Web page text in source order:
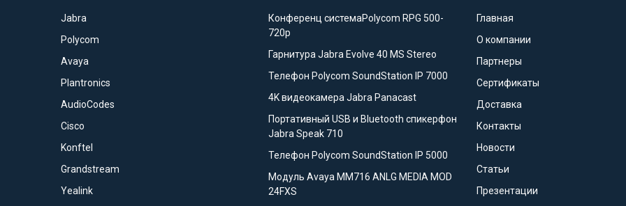
Jabra
Polycom
Avaya
Plantronics
AudioCodes
Cisco
Konftel
Grandstream
Yealink
Конференц системаPolycom RPG 500-
720p
Гарнитура Jabra Evolve 40 MS Stereo
Телефон Polycom SoundStation IP 7000
4K видеокамера Jabra Panacast
Портативный USB и Bluetooth спикерфон
Jabra Speak 710
Телефон Polycom SoundStation IP 5000
Модуль Avaya MM716 ANLG MEDIA MOD
24FXS
Главная
О компании
Партнеры
Сертификаты
Доставка
Контакты
Новости
Статьи
Презентации